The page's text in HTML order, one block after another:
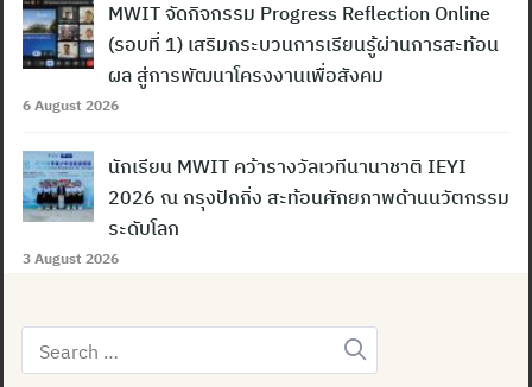
MWIT จัดกิจกรรม Progress Reflection Online
(รอบที่ 1) เสริมกระบวนการเรียนรู้ผ่านการสะท้อน
ผล สู่การพัฒนาโครงงานเพื่อสังคม
6 August 2026
นักเรียน MWIT คว้ารางวัลเวทีนานาชาติ IEYI
2026 ณ กรุงปักกิ่ง สะท้อนศักยภาพด้านนวัตกรรม
ระดับโลก
3 August 2026
Search
for: